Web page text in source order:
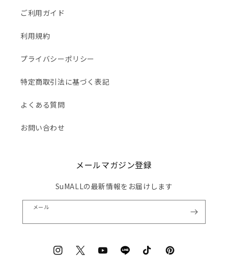
ご利用ガイド
利用規約
プライバシーポリシー
特定商取引法に基づく表記
よくある質問
お問い合わせ
メールマガジン登録
SuMALLの最新情報をお届けします
メール